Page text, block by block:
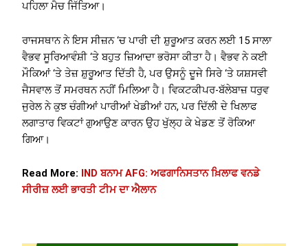
ਪਹਿਲਾ ਮੈਚ ਜਿੱਤਿਆ।
ਰਾਜਸਥਾਨ ਨੇ ਇਸ ਸੀਜ਼ਨ ‘ਚ ਪਾਰੀ ਦੀ ਸ਼ੁਰੂਆਤ ਕਰਨ ਲਈ 15 ਸਾਲਾ
ਵੈਭਵ ਸੂਰਿਆਵੰਸ਼ੀ ‘ਤੇ ਬਹੁਤ ਜ਼ਿਆਦਾ ਭਰੋਸਾ ਕੀਤਾ ਹੈ। ਵੈਭਵ ਨੇ ਕਈ
ਮੌਕਿਆਂ ‘ਤੇ ਤੇਜ਼ ਸ਼ੁਰੂਆਤ ਦਿੱਤੀ ਹੈ, ਪਰ ਉਸਨੂੰ ਦੂਜੇ ਸਿਰੇ ‘ਤੇ ਯਸ਼ਸਵੀ
ਜੈਸਵਾਲ ਤੋਂ ਸਮਰਥਨ ਨਹੀਂ ਮਿਲਿਆ ਹੈ। ਵਿਕਟਕੀਪਰ-ਬੱਲੇਬਾਜ਼ ਧਰੁਵ
ਜੁਰੇਲ ਨੇ ਕੁਝ ਚੰਗੀਆਂ ਪਾਰੀਆਂ ਖੇਡੀਆਂ ਹਨ, ਪਰ ਦਿੱਲੀ ਦੇ ਖਿਲਾਫ
ਲਗਾਤਾਰ ਵਿਕਟਾਂ ਗੁਆਉਣ ਕਾਰਨ ਉਹ ਖੁੱਲ੍ਹ ਕੇ ਖੇਡਣ ਤੋਂ ਰੋਕਿਆ
ਗਿਆ।
Read More: IND ਬਨਾਮ AFG: ਅਫਗਾਨਿਸਤਾਨ ਖ਼ਿਲਾਫ ਵਨਡੇ
ਸੀਰੀਜ਼ ਲਈ ਭਾਰਤੀ ਟੀਮ ਦਾ ਐਲਾਨ